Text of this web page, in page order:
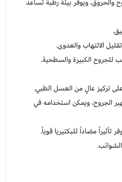
ويوفر بيئة رطبة تساعد
الالتهاب والعدوى.
الكبيرة والسطحية.
تركيز عالٍ من العسل الطبي.
ويمكن استخدامه في
مضاداً للبكتيريا قوياً.